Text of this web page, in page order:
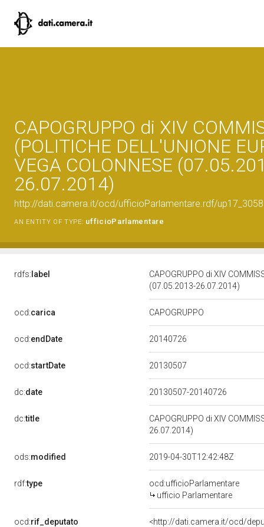
CAPOGRUPPO di XIV
(POLITICHE DELL'UNIONE
VEGA COLONNESE
26.07.2014)
http://dati.camera.it/ocd/ufficioParlamentare.rdf/
AN ENTITY OF TYPE: ufficioParlamentare
rdfs: label
CAPOGRUPPO di XIV
(07.05.2013-26.07.2014)
ocd:carica CAPOGRUPPO
ocd:endDate 20140726
ocd:startDate 20130507
dc:date 20130507-20140726
dc:title
CAPOGRUPPO di XIV
26.07.2014)
ods:modified 2019-04-30T12:42:48Z
rdf:type
ocd:ufficioParlamentare
ufficio Parlamentare
ocd:rif_deputato
<http://dati.camera.it/ocd/